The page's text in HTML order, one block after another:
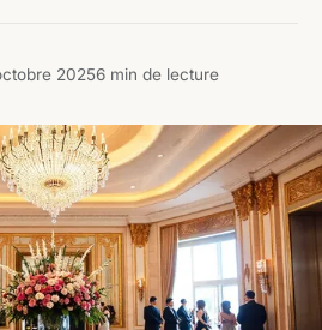
20256 min de lecture